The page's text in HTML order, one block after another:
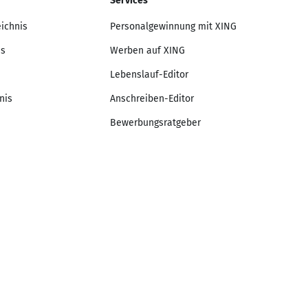
Personalgewinnung mit XING
Werben auf XING
Lebenslauf-Editor
Anschreiben-Editor
Bewerbungsratgeber